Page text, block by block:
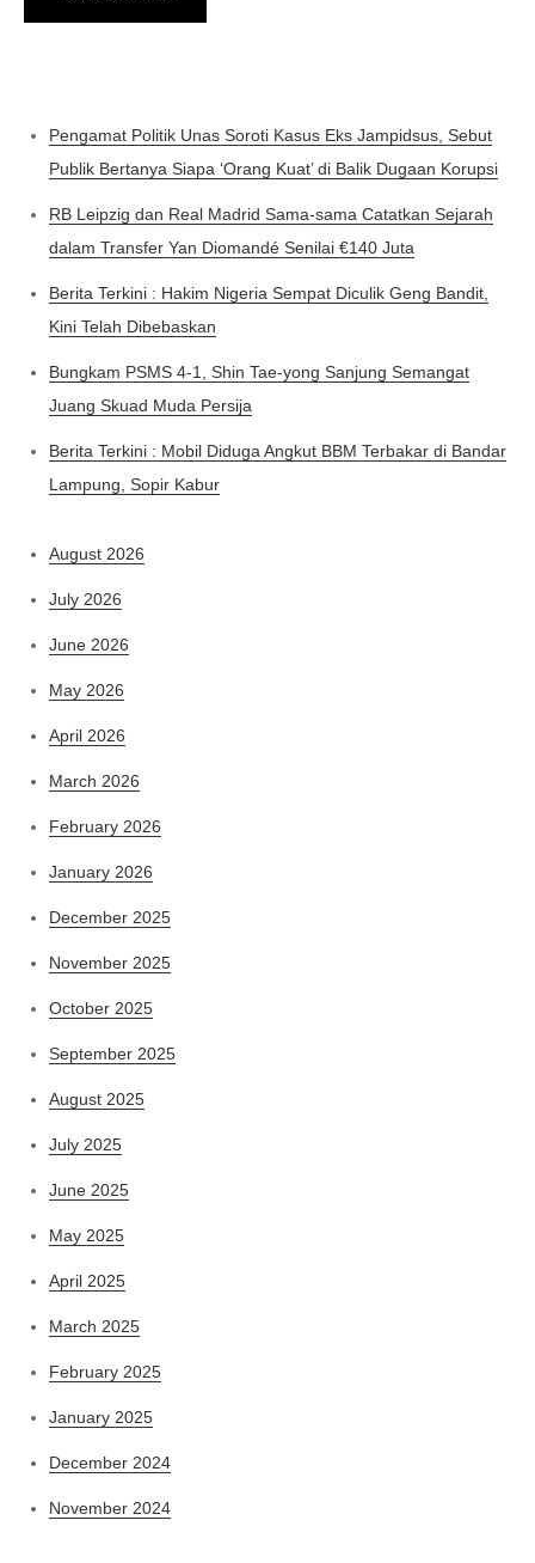
Pengamat Politik Unas Soroti Kasus Eks Jampidsus, Sebut
Publik Bertanya Siapa ‘Orang Kuat’ di Balik Dugaan Korupsi
RB Leipzig dan Real Madrid Sama-sama Catatkan Sejarah
dalam Transfer Yan Diomandé Senilai €140 Juta
Berita Terkini : Hakim Nigeria Sempat Diculik Geng Bandit,
Kini Telah Dibebaskan
Bungkam PSMS 4-1, Shin Tae-yong Sanjung Semangat
Juang Skuad Muda Persija
Berita Terkini : Mobil Diduga Angkut BBM Terbakar di Bandar
Lampung, Sopir Kabur
August 2026
July 2026
June 2026
May 2026
April 2026
March 2026
February 2026
January 2026
December 2025
November 2025
October 2025
September 2025
August 2025
July 2025
June 2025
May 2025
April 2025
March 2025
February 2025
January 2025
December 2024
November 2024